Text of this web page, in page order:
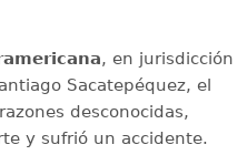
, en jurisdicción
Sacatepéquez, el
desconocidas,
y sufrió un accidente.